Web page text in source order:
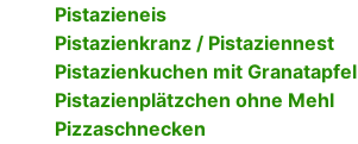
Pistazieneis
Pistazienkranz / Pistaziennest
Pistazienkuchen mit Granatapfel
Pistazienplätzchen ohne Mehl
Pizzaschnecken